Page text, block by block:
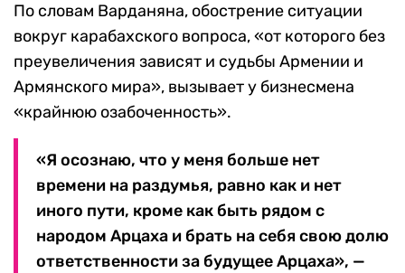
По словам Варданяна, обострение ситуации
вокруг карабахского вопроса, «от которого без
преувеличения зависят и судьбы Армении и
Армянского мира», вызывает у бизнесмена
«крайнюю озабоченность».
«Я осознаю, что у меня больше нет
времени на раздумья, равно как и нет
иного пути, кроме как быть рядом с
народом Арцаха и брать на себя свою долю
ответственности за будущее Арцаха», —